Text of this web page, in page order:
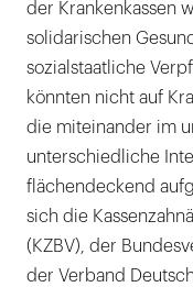
der Krankenkassen
solidarischen
sozialstaatliche
könnten nicht auf
die miteinander im
unterschiedliche
flächendeckend
sich die
(KZBV), der
der Verband